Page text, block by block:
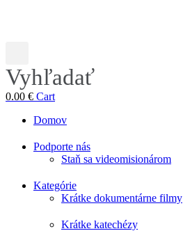
Vyhľadať
0.00 € Cart
Domov
Podporte nás
Staň sa videomisionárom
Kategórie
Krátke dokumentárne filmy
Krátke katechézy